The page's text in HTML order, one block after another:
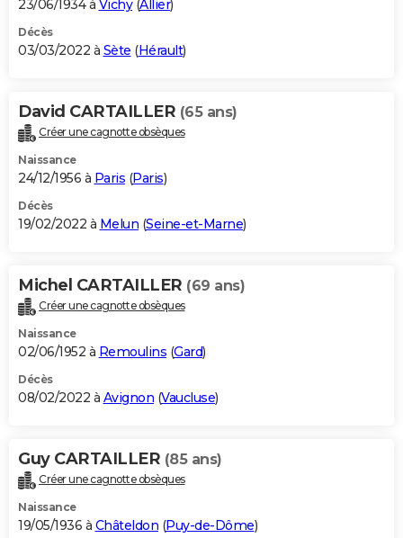
23/06/1934 à Vichy(Allier)
Décès
03/03/2022 à Sète (Hérault)
David CARTAILLER (65 ans)
Créer une cagnotte obsèques
Naissance
24/12/1956 à Paris (Paris)
Décès
19/02/2022 à Melun (Seine-et-Marne)
Michel CARTAILLER (69 ans)
Créer une cagnotte obsèques
Naissance
02/06/1952 à Remoulins (Gard)
Décès
08/02/2022 à Avignon (Vaucluse)
Guy CARTAILLER (85 ans)
Créer une cagnotte obsèques
Naissance
19/05/1936 à Châteldon (Puy-de-Dôme)